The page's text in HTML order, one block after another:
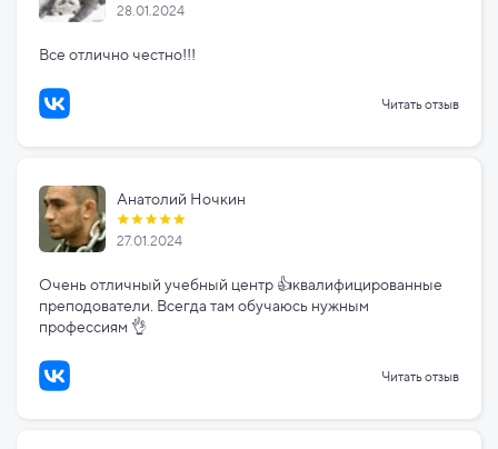
28.01.2024
Все отлично честно!!!
Читать отзыв
Анатолий Ночкин
27.01.2024
Очень отличный учебный центр 👍квалифицированные
преподователи. Всегда там обучаюсь нужным
профессиям 👌
Читать отзыв